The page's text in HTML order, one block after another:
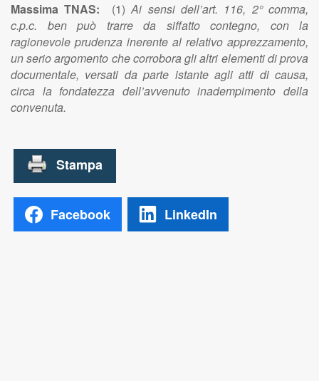
Massima TNAS:
(1)Ai sensi dell’art. 116, 2° comma,
c.p.c. ben può trarre da siffatto contegno, con la
ragionevole prudenza inerente al relativo apprezzamento,
un serio argomento che corrobora gli altri elementi di prova
documentale, versati da parte istante agli atti di causa,
circa la fondatezza dell’avvenuto inadempimento della
convenuta.
Facebook LinkedIn